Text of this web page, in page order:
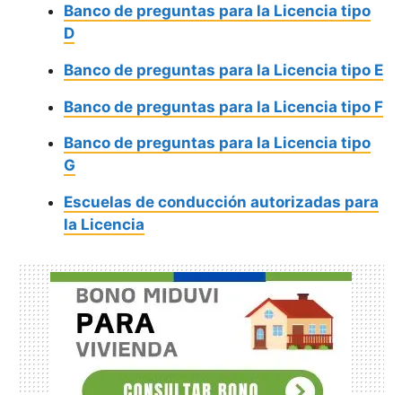
Banco de preguntas para la Licencia tipo
D
Banco de preguntas para la Licencia tipo E
Banco de preguntas para la Licencia tipo F
Banco de preguntas para la Licencia tipo
G
Escuelas de conducción autorizadas para
la Licencia